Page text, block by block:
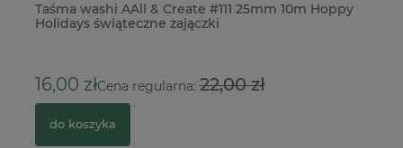
Taśma washi AAll & Create #111 25mm 10m Hoppy
Holidays świąteczne zajączki
16,00 złCena regularna:22,00 zł
do koszyka